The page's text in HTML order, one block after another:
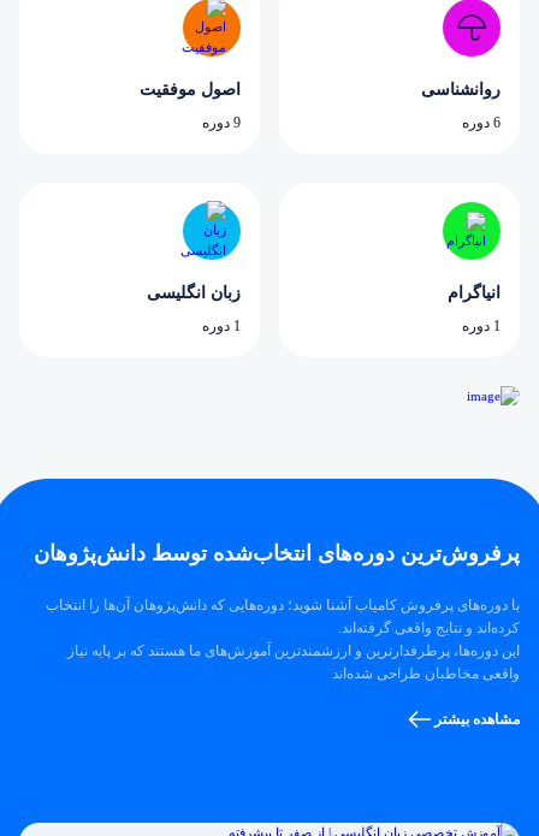
روانشناسی
6 دوره
اصول موفقیت
9 دوره
انیاگرام
1 دوره
زبان انگلیسی
1 دوره
پرفروش‌ترین‌ دوره‌های انتخاب‌شده توسط دانش‌پژوهان
با دوره‌های پرفروش کامیاب آشنا شوید؛ دوره‌هایی که دانش‌پژوهان آن‌ها را انتخاب
کرده‌اند و نتایج واقعی گرفته‌اند.
این دوره‌ها، پرطرفدارترین و ارزشمندترین آموزش‌های ما هستند که بر پایه نیاز
واقعی مخاطبان طراحی شده‌اند
مشاهده بیشتر